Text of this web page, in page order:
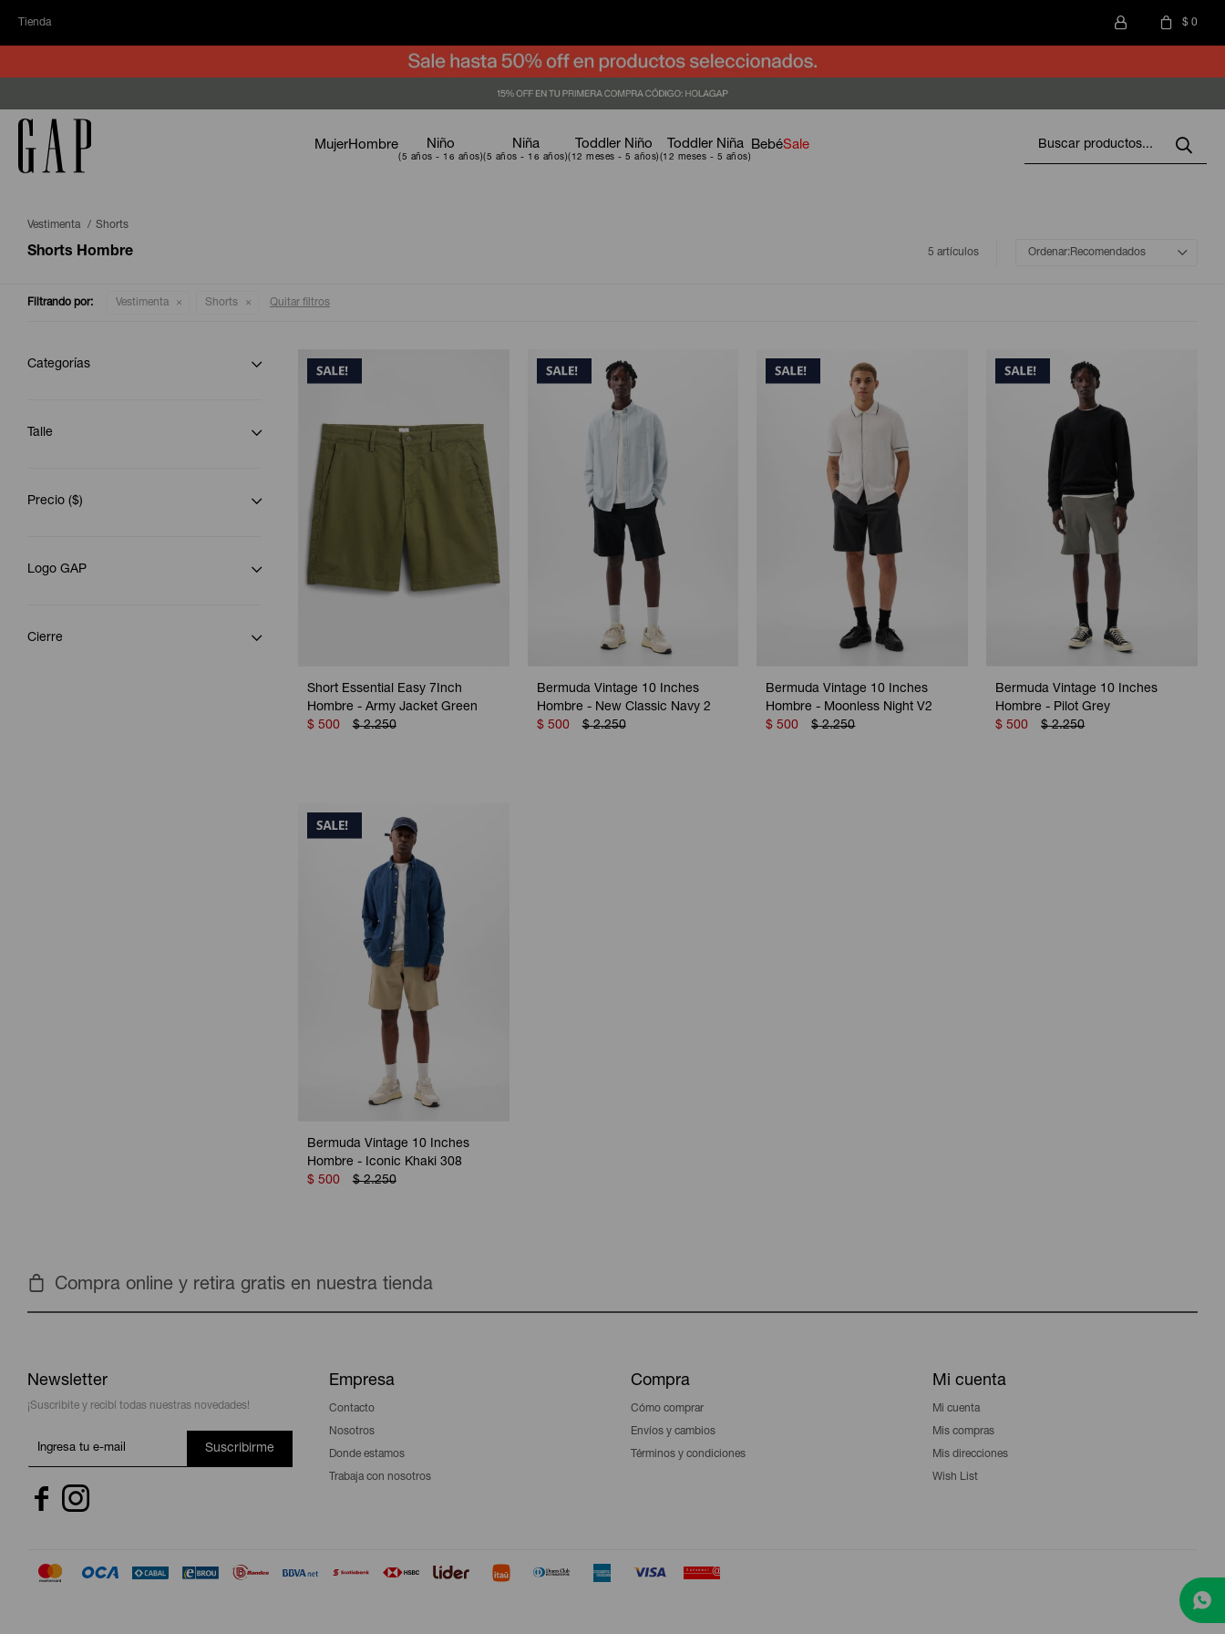
Tienda $ 0
MujerHombre Niño Niña Toddler Niño Toddler Niña BebéSale
Vestimenta Shorts
Shorts Hombre 5 artículos Recomendados
Filtrando por: Vestimenta Shorts Quitar filtros
Short Essential Easy 7Inch
Hombre - Army Jacket Green
$ 500 $ 2.250
Bermuda Vintage 10 Inches
Hombre - New Classic Navy 2
$ 500 $ 2.250
Bermuda Vintage 10 Inches
Hombre - Moonless Night V2
$ 500 $ 2.250
Bermuda Vintage 10 Inches
Hombre - Pilot Grey
$ 500 $ 2.250
Bermuda Vintage 10 Inches
Hombre - Iconic Khaki 308
$ 500 $ 2.250
Categorías
Talle
Precio ($)
Logo GAP
Cierre
Compra online y retira gratis en nuestra tienda
Newsletter
¡Suscribite y recibí todas nuestras novedades!
Suscribirme
 
Empresa
Contacto
Nosotros
Donde estamos
Trabaja con nosotros
Compra
Cómo comprar
Envíos y cambios
Términos y condiciones
Mi cuenta
Mi cuenta
Mis compras
Mis direcciones
Wish List